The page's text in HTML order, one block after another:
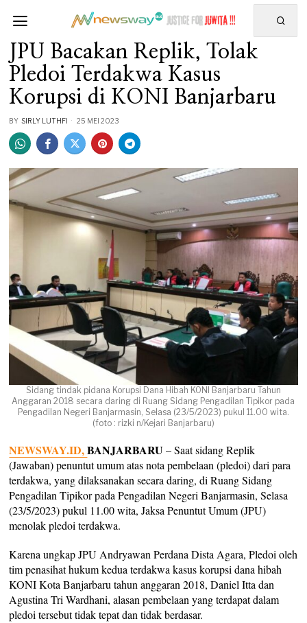
JPU Bacakan Replik, Tolak
Pledoi Terdakwa Kasus
Korupsi di KONI Banjarbaru
BY SIRLY LUTHFI 25 MEI 2023
Sidang tindak pidana Korupsi Dana Hibah KONI Banjarbaru Tahun
Anggaran 2018 secara daring di Ruang Sidang Pengadilan Tipikor pada
Pengadilan Negeri Banjarmasin, Selasa (23/5/2023) pukul 11.00 wita.
(foto : rizki n/Kejari Banjarbaru)
NEWSWAY.ID,BANJARBARU– Saat sidang Replik
(Jawaban) penuntut umum atas nota pembelaan (pledoi) dari para
terdakwa, yang dilaksanakan secara daring, di Ruang Sidang
Pengadilan Tipikor pada Pengadilan Negeri Banjarmasin, Selasa
(23/5/2023) pukul 11.00 wita, Jaksa Penuntut Umum (JPU)
menolak pledoi terdakwa.
Karena ungkap JPU Andryawan Perdana Dista Agara, Pledoi oleh
tim penasihat hukum kedua terdakwa kasus korupsi dana hibah
KONI Kota Banjarbaru tahun anggaran 2018, Daniel Itta dan
Agustina Tri Wardhani, alasan pembelaan yang terdapat dalam
pledoi tersebut tidak tepat dan tidak berdasar.